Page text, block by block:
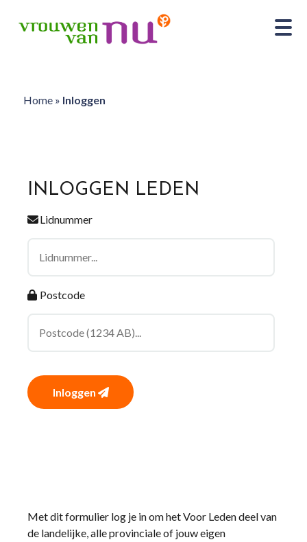
Home» Inloggen
INLOGGEN LEDEN
Lidnummer
Postcode
Inloggen
Met dit formulier log je in om het Voor Leden deel van
de landelijke, alle provinciale of jouw eigen